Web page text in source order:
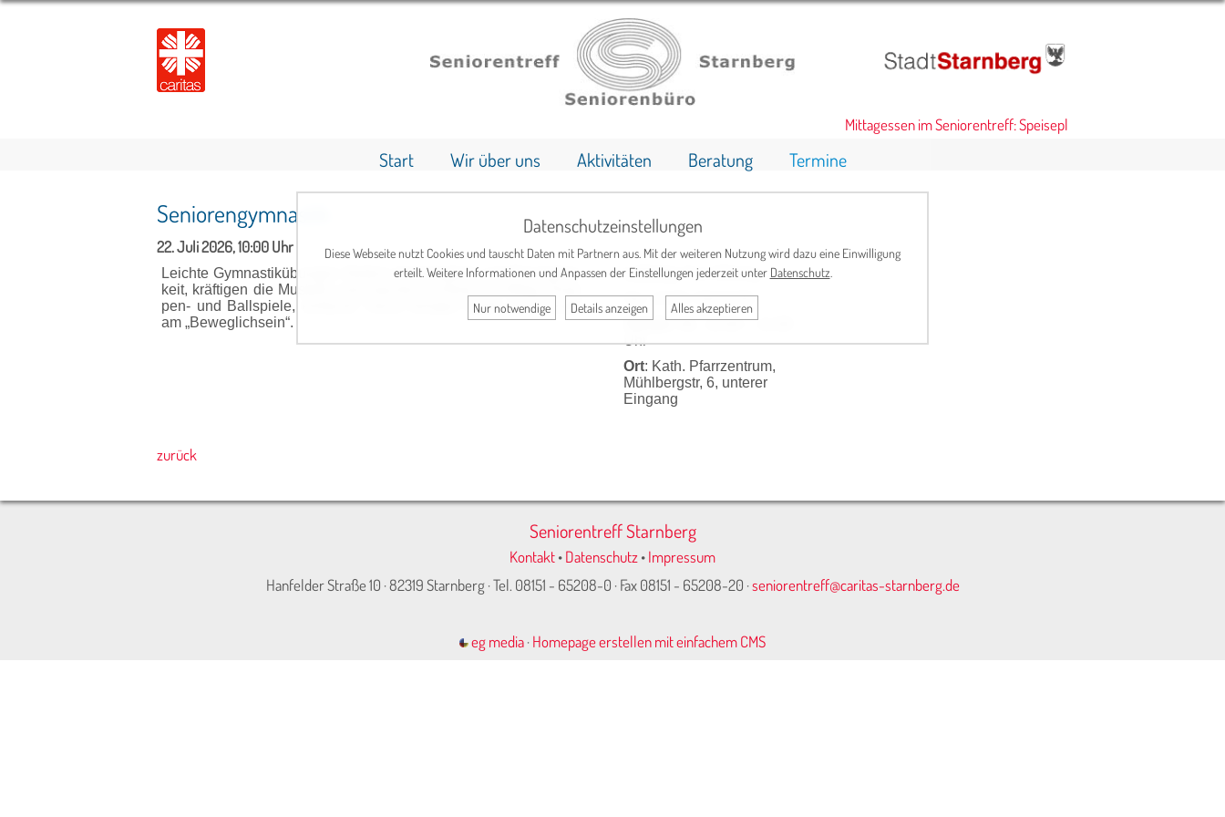
Mittagessen im Seniorentreff: Speiseplan
Start Wir über uns Aktivitäten Beratung Termine
Seniorengymnastik
22. Juli 2026, 10:00 Uhr
Leichte Gymnastik­übun­gen för­dern Ge­lenkigkeit und Beweg­lich­
keit, kräfti­gen die Muskeln und machen sicherer im Alltag. Grup­
pen- und Ballspiele, ein­fache Tänze bringen Spaß und Freude
am „Beweglichsein“.
Leitung: Eva Wilsing
Tel.: 0179 / 5013155
Termin:Mi., 10:00 – 11:00
Uhr
Ort: Kath. Pfarrzentrum,
Mühlbergstr, 6, unterer
Eingang
zurück
Seniorentreff Starnberg
Kontakt•Datenschutz•Impressum
Hanfelder Straße 10 · 82319 Starnberg · Tel. 08151 - 65208-0 · Fax 08151 - 65208-20 ·seniorentreff@caritas-starnberg.de
eg media·Homepage erstellen mit einfachem CMS
Datenschutzeinstellungen
Diese Webseite nutzt Cookies und tauscht Daten mit Partnern aus. Mit der weiteren Nutzung wird dazu eine Einwilligung
erteilt. Weitere Informationen und Anpassen der Einstellungen jederzeit unter Datenschutz
Nur notwendige Details anzeigen Alles akzeptieren